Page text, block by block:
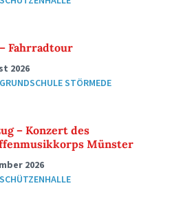
Fahrradtour
2026
GRUNDSCHULE STÖRMEDE
– Konzert des
Münster
2026
SCHÜTZENHALLE